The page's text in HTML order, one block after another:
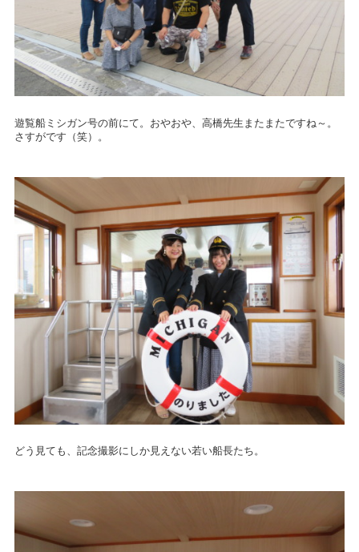
遊覧船ミシガン号の前にて。おやおや、高橋先生またまたですね～。
さすがです（笑）。
どう見ても、記念撮影にしか見えない若い船長たち。